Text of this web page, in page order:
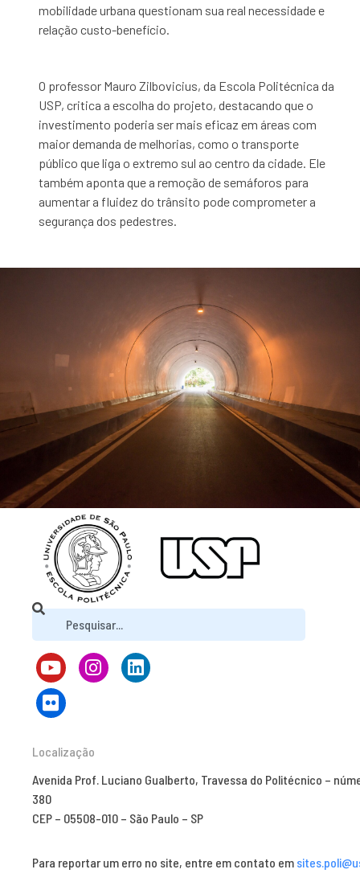
mobilidade urbana questionam sua real necessidade e
relação custo-benefício.
O professor Mauro Zilbovicius, da Escola Politécnica da
USP, critica a escolha do projeto, destacando que o
investimento poderia ser mais eficaz em áreas com
maior demanda de melhorias, como o transporte
público que liga o extremo sul ao centro da cidade. Ele
também aponta que a remoção de semáforos para
aumentar a fluidez do trânsito pode comprometer a
segurança dos pedestres.
Localização
Avenida Prof. Luciano Gualberto, Travessa do Politécnico –
380
CEP – 05508-010 – São Paulo – SP
Para reportar um erro no site, entre em contato em